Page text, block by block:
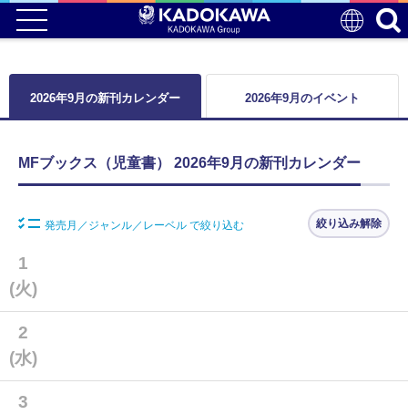
2026年9月の新刊カレンダー 2026年9月のイベント
MFブックス（児童書） 2026年9月の新刊カレンダー
発売月／ジャンル／レーベル で絞り込む 絞り込み解除
1
(火)
2
(水)
3